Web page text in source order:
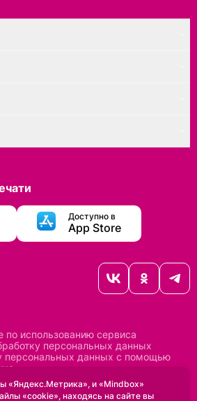
Доступно в
App Store
по использованию сервиса
персональных данных
персональных данных с помощью
персональных данных с помощью
«Яндекс.Метрика», и «Mindbox»
«cookie», находясь на сайте вы